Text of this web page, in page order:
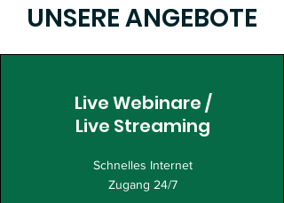
UNSERE ANGEBOTE
Live Webinare /
Live Streaming
Schnelles Internet
Zugang 24/7